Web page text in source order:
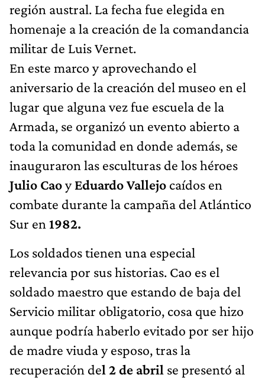
región austral. La fecha fue elegida en
homenaje a la creación de la comandancia
militar de Luis Vernet.
En este marco y aprovechando el
aniversario de la creación del museo en el
lugar que alguna vez fue escuela de la
Armada, se organizó un evento abierto a
toda la comunidad en donde además, se
inauguraron las esculturas de los héroes
Julio CaoyEduardo Vallejo caídos en
combate durante la campaña del Atlántico
Sur en 1982.
Los soldados tienen una especial
relevancia por sus historias. Cao es el
soldado maestro que estando de baja del
Servicio militar obligatorio, cosa que hizo
aunque podría haberlo evitado por ser hijo
de madre viuda y esposo, tras la
recuperación del 2 de abril se presentó al